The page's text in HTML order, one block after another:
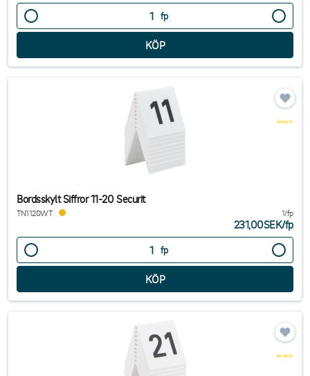
fp
Bordsskylt Siffror 11-20 Securit
TN1120WT 1/fp
231,00SEK/fp
fp